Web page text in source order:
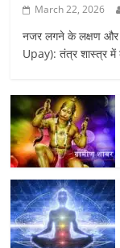
March 22, 2026
नजर लगने के लक्षण
Upay): तंत्र शास्त्र